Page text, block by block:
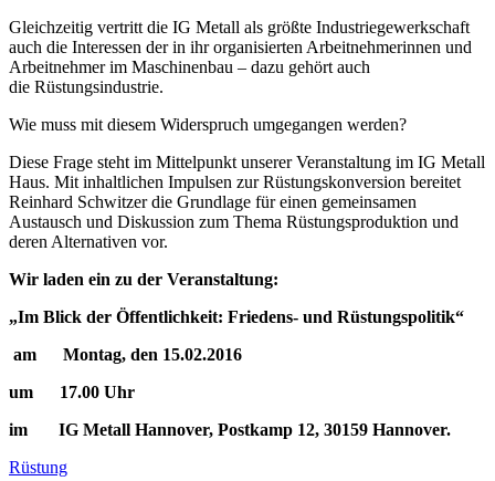
Gleichzeitig vertritt die IG Metall als größte Industriegewerkschaft
auch die Interessen der in ihr organisierten Arbeitnehmerinnen und
Arbeitnehmer im Maschinenbau – dazu gehört auch
die Rüstungsindustrie.
Wie muss mit diesem Widerspruch umgegangen werden?
Diese Frage steht im Mittelpunkt unserer Veranstaltung im IG Metall
Haus. Mit inhaltlichen Impulsen zur Rüstungskonversion bereitet
Reinhard Schwitzer die Grundlage für einen gemeinsamen
Austausch und Diskussion zum Thema Rüstungsproduktion und
deren Alternativen vor.
Wir laden ein zu der Veranstaltung:
„Im Blick der Öffentlichkeit: Friedens- und Rüstungspolitik“
am Montag, den 15.02.2016
um 17.00 Uhr
im IG Metall Hannover, Postkamp 12, 30159 Hannover.
Rüstung